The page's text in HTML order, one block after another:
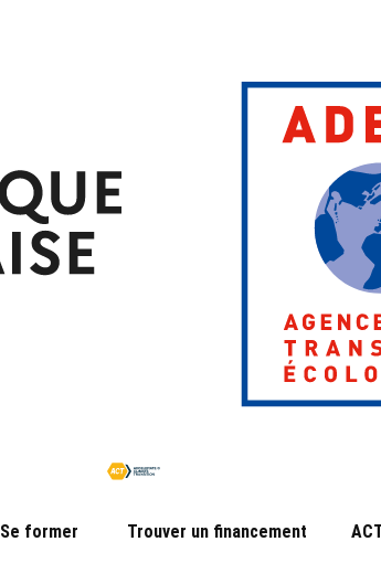
Se former Trouver un financement